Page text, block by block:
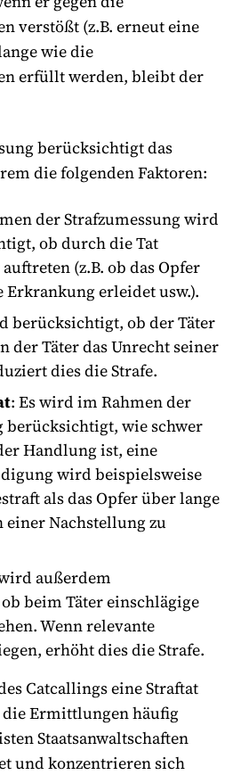
verstößt (z.B. erneut eine
wie die
erfüllt werden, bleibt der
berücksichtigt das
die folgenden Faktoren:
der Strafzumessung wird
ob durch die Tat
(z.B. ob das Opfer
Erkrankung erleidet usw.).
berücksichtigt, ob der Täter
der Täter das Unrecht seiner
dies die Strafe.
: Es wird im Rahmen der
berücksichtigt, wie schwer
Handlung ist, eine
wird beispielsweise
als das Opfer über lange
einer Nachstellung zu
außerdem
beim Täter einschlägige
Wenn relevante
erhöht dies die Strafe.
Catcallings eine Straftat
Ermittlungen häufig
Staatsanwaltschaften
und konzentrieren sich